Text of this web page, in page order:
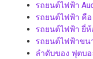
รถยนต์ไฟฟ้า
รถยนต์ไฟฟ้า คือ
รถยนต์ไฟฟ้า ยี่
รถยนต์ไฟฟ้าขน
ลำดับของ ฟุตบ